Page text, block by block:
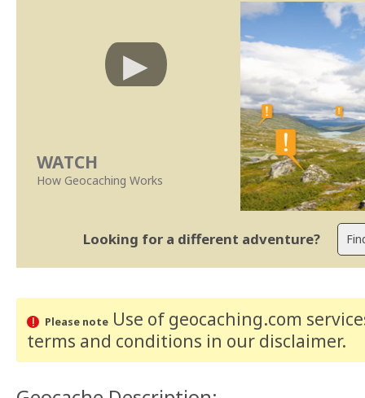
WATCH
How Geocaching Works
Looking for a different adventure?
Please noteUse of geocaching.com
terms and conditions in our disclaimer.